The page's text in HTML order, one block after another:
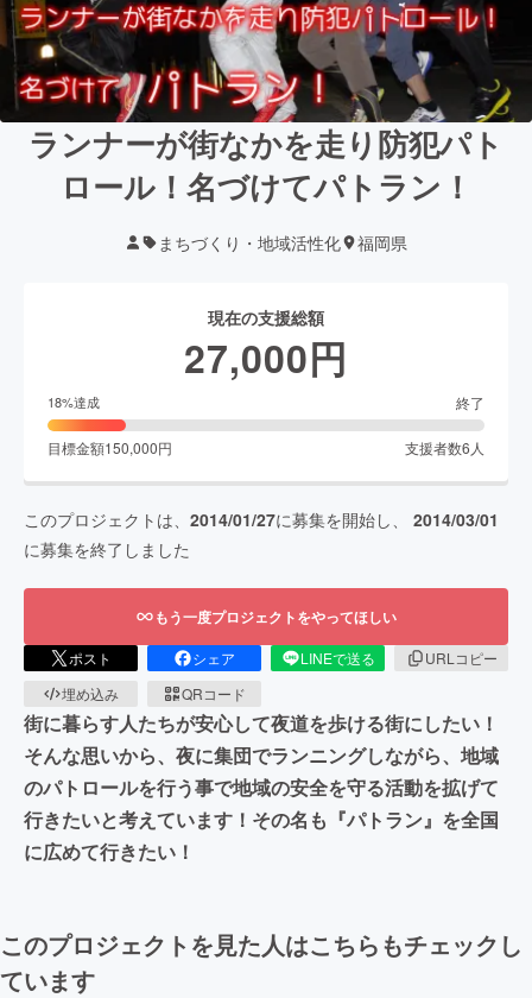
ランナーが街なかを走り防犯パト
ロール！名づけてパトラン！
まちづくり・地域活性化 福岡県
現在の支援総額
27,000円
18%達成 終了
目標金額150,000円 支援者数6 人
このプロジェクトは、 2014/01/27に募集を開始し、 2014/03/01
に募集を終了しました
もう一度プロジェクトをやってほしい
ポスト シェア LINEで送る
URLコピー
埋め込み
QRコード
街に暮らす人たちが安心して夜道を歩ける街にしたい！
そんな思いから、夜に集団でランニングしながら、地域
のパトロールを行う事で地域の安全を守る活動を拡げて
行きたいと考えています！その名も『パトラン』を全国
に広めて行きたい！
このプロジェクトを見た人はこちらもチェックし
ています